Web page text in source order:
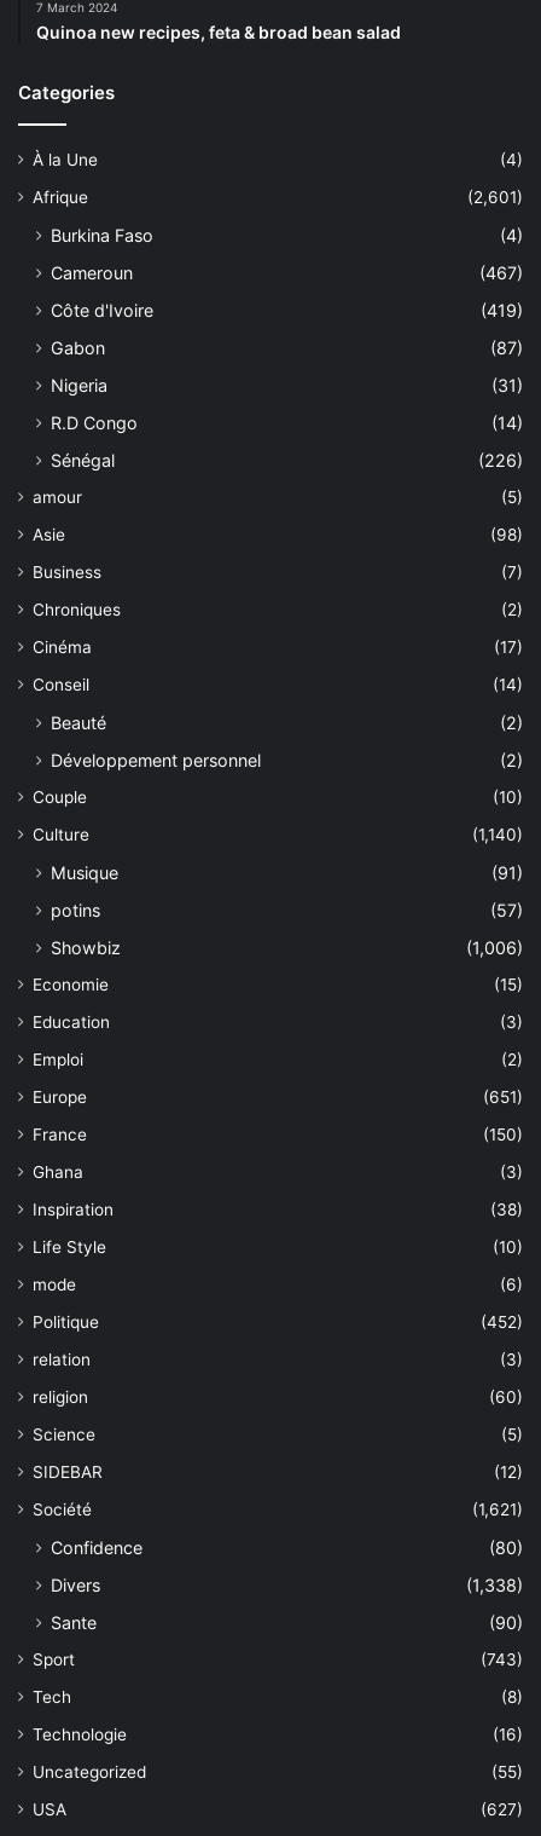
7 March 2024
Quinoa new recipes, feta & broad bean salad
Categories
À la Une
(4)
Afrique
(2,601)
Burkina Faso
(4)
Cameroun
(467)
Côte d'Ivoire
(419)
Gabon
(87)
Nigeria
(31)
R.D Congo
(14)
Sénégal
(226)
amour
(5)
Asie
(98)
Business
(7)
Chroniques
(2)
Cinéma
(17)
Conseil
(14)
Beauté
(2)
Développement personnel
(2)
Couple
(10)
Culture
(1,140)
Musique
(91)
potins
(57)
Showbiz
(1,006)
Economie
(15)
Education
(3)
Emploi
(2)
Europe
(651)
France
(150)
Ghana
(3)
Inspiration
(38)
Life Style
(10)
mode
(6)
Politique
(452)
relation
(3)
religion
(60)
Science
(5)
SIDEBAR
(12)
Société
(1,621)
Confidence
(80)
Divers
(1,338)
Sante
(90)
Sport
(743)
Tech
(8)
Technologie
(16)
Uncategorized
(55)
USA
(627)